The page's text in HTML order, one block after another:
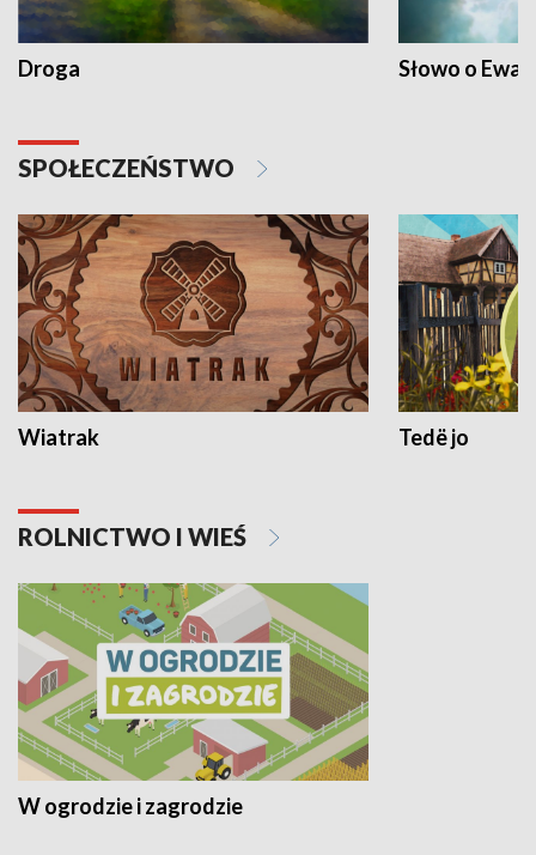
Droga Słowo o
SPOŁECZEŃSTWO
Wiatrak Tedë jo
ROLNICTWO I WIEŚ
W ogrodzie i zagrodzie